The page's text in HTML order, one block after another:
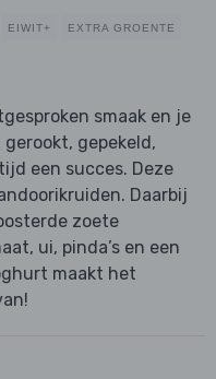
EIWIT+ EXTRA GROENTE
smaak en je
gepekeld,
een succes. Deze
Daarbij
zoete
ui, pinda’s en een
maakt het